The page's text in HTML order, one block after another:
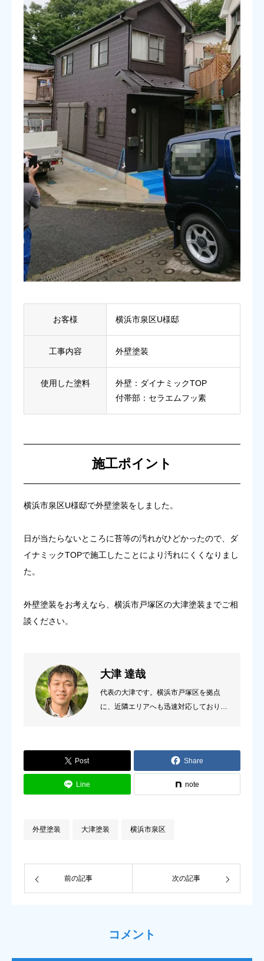
お客様 横浜市泉区U様邸
工事内容 外壁塗装
使用した塗料
外壁：ダイナミックTOP
付帯部：セラエムフッ素
施工ポイント
横浜市泉区U様邸で外壁塗装をしました。
日が当たらないところに苔等の汚れがひどかったので、ダ
イナミックTOPで施工したことにより汚れにくくなりまし
た。
外壁塗装をお考えなら、横浜市戸塚区の大津塗装までご相
談ください。
大津 達哉
代表の大津です。横浜市戸塚区を拠点
に、近隣エリアへも迅速対応しておりま
法をご提案いたします。
Post
Share
Line note
外壁塗装 大津塗装 横浜市泉区
前の記事 次の記事
コメント